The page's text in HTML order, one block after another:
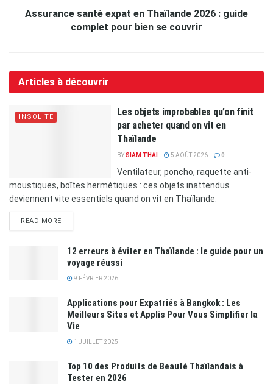
Assurance santé expat en Thaïlande 2026 : guide
complet pour bien se couvrir
Articles à découvrir
INSOLITE
Les objets improbables qu’on finit
par acheter quand on vit en
Thaïlande
BYSIAM THAI 5 AOÛT 2026 0
Ventilateur, poncho, raquette anti-
moustiques, boîtes hermétiques : ces objets inattendus
deviennent vite essentiels quand on vit en Thaïlande.
READ MORE
12 erreurs à éviter en Thaïlande : le guide pour un
voyage réussi
9 FÉVRIER 2026
Applications pour Expatriés à Bangkok : Les
Meilleurs Sites et Applis Pour Vous Simplifier la
Vie
1 JUILLET 2025
Top 10 des Produits de Beauté Thaïlandais à
Tester en 2026